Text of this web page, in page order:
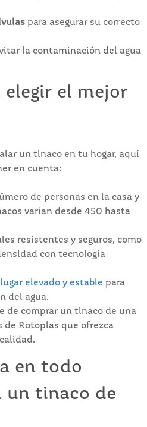
para asegurar su correcto
la contaminación del agua
elegir el mejor
un tinaco en tu hogar, aquí
en cuenta:
de personas en la casa y
varían desde 450 hasta
resistentes y seguros, como
con tecnología
lugar elevado y estable para
del agua.
de comprar un tinaco de una
de Rotoplas que ofrezca
en todo
un tinaco de